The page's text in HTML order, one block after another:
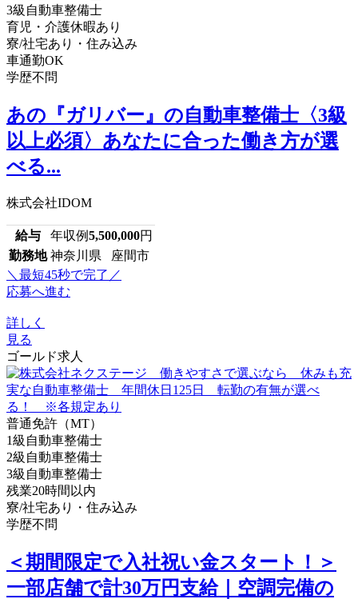
3級自動車整備士
育児・介護休暇あり
寮/社宅あり・住み込み
車通勤OK
学歴不問
あの『ガリバー』の自動車整備士〈3級
以上必須〉あなたに合った働き方が選
べる...
株式会社IDOM
給与 年収例5,500,000円
勤務地 神奈川県 座間市
＼最短45秒で完了／
応募へ進む
詳しく
見る
ゴールド求人
普通免許（MT）
1級自動車整備士
2級自動車整備士
3級自動車整備士
残業20時間以内
寮/社宅あり・住み込み
学歴不問
＜期間限定で入社祝い金スタート！＞
一部店舗で計30万円支給｜空調完備の